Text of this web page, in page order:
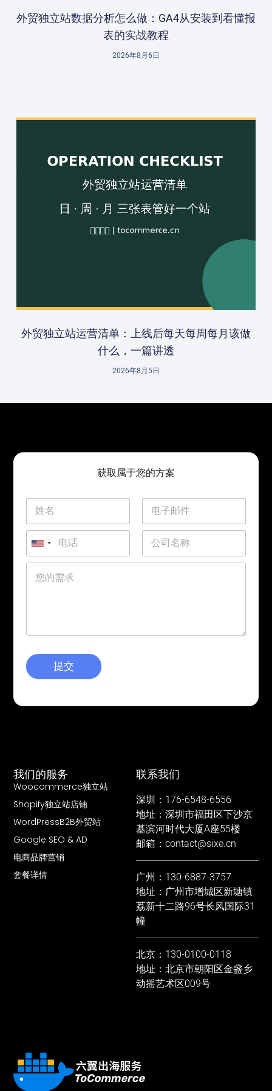
外贸独立站数据分析怎么做：GA4从安装到看懂报
表的实战教程
2026年8月6日
外贸独立站运营清单：上线后每天每周每月该做
什么，一篇讲透
2026年8月5日
我们的服务
Woocommerce独立站
Shopify独立站店铺
WordPressB2B外贸站
Google SEO & AD
电商品牌营销
套餐详情
联系我们
深圳：176-6548-6556
地址：深圳市福田区下沙京
基滨河时代大厦A座55楼
邮箱：contact@sixe.cn
广州：130-6887-3757
地址：广州市增城区新塘镇
荔新十二路96号长风国际31
幢
北京：130-0100-0118
地址：北京市朝阳区金盏乡
动摇艺术区009号
获取属于您的方案
提交